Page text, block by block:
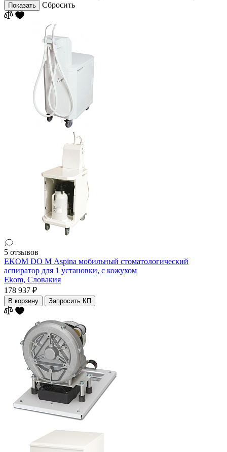
Показать Сбросить
5 отзывов
EKOM DO М Aspina мобильный стоматологический
аспиратор для 1 установки, с кожухом
Ekom, Словакия
178 937 ₽
В корзину Запросить КП